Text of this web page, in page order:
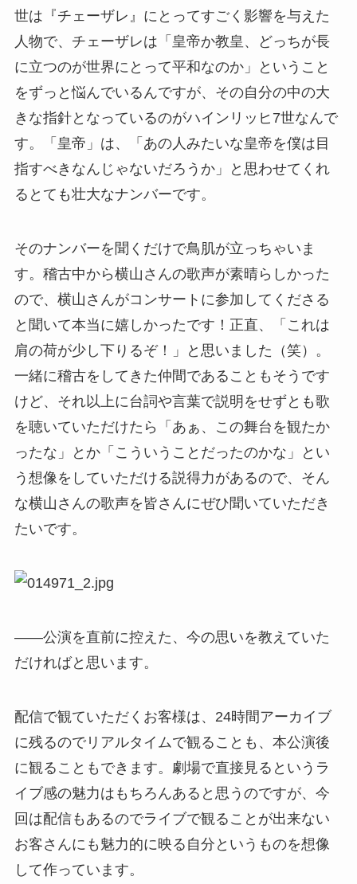
世は『チェーザレ』にとってすごく影響を与えた
人物で、チェーザレは「皇帝か教皇、どっちが長
に立つのが世界にとって平和なのか」ということ
をずっと悩んでいるんですが、その自分の中の大
きな指針となっているのがハインリッヒ7世なんで
す。「皇帝」は、「あの人みたいな皇帝を僕は目
指すべきなんじゃないだろうか」と思わせてくれ
るとても壮大なナンバーです。
そのナンバーを聞くだけで鳥肌が立っちゃいま
す。稽古中から横山さんの歌声が素晴らしかった
ので、横山さんがコンサートに参加してくださる
と聞いて本当に嬉しかったです！正直、「これは
肩の荷が少し下りるぞ！」と思いました（笑）。
一緒に稽古をしてきた仲間であることもそうです
けど、それ以上に台詞や言葉で説明をせずとも歌
を聴いていただけたら「あぁ、この舞台を観たか
ったな」とか「こういうことだったのかな」とい
う想像をしていただける説得力があるので、そん
な横山さんの歌声を皆さんにぜひ聞いていただき
たいです。
――公演を直前に控えた、今の思いを教えていた
だければと思います。
配信で観ていただくお客様は、24時間アーカイブ
に残るのでリアルタイムで観ることも、本公演後
に観ることもできます。劇場で直接見るというラ
イブ感の魅力はもちろんあると思うのですが、今
回は配信もあるのでライブで観ることが出来ない
お客さんにも魅力的に映る自分というものを想像
して作っています。